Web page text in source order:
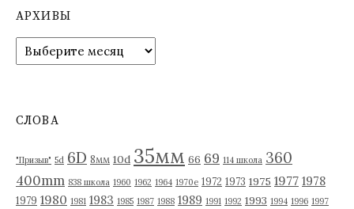
АРХИВЫ
р
в
СЛОВА
"Призыв" 5d 6D 8мм 10d 35мм 66 69 114 школа 360
400mm 838 школа 1960 1962 1964 1970е 1972 1973 1975 1977 1978
1979 1980 1981 1983 1985 1987 1988 1989 1991 1992 1993 1994 1996 1997